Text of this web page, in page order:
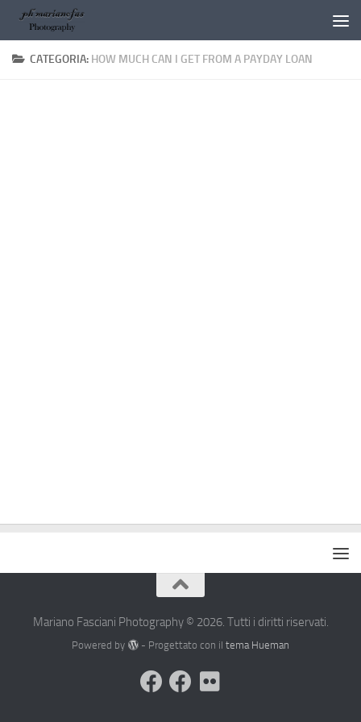
Salta al contenuto
CATEGORIA: HOW MUCH CAN I GET FROM A PAYDAY LOAN
Mariano Fasciani Photography © 2026. Tutti i diritti riservati.
Powered by - Progettato con il tema Hueman